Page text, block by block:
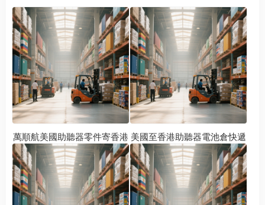
萬順航美國助聽器零件寄香港 美國至香港助聽器電池倉快遞